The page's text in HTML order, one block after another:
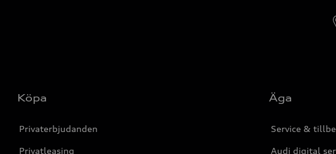
Köpa
Privaterbjudanden
Privatleasing
Äga
Service &
Audi digital